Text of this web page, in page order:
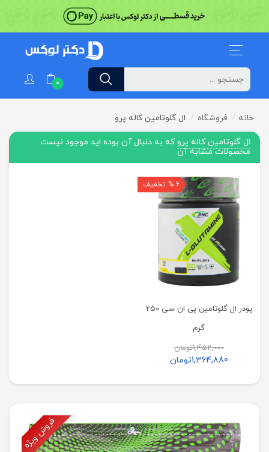
0
خانه فروشگاه ال گلوتامین کاله پرو
ال گلوتامین کاله پروکه به دنبال آن بوده اید موجود نیست .
محصولات مشابه آن
6 % تخفیف
پودر ال گلوتامین پی ان سی 250
گرم
1,452,000تومان
1,364,880تومان
فروش ویژه